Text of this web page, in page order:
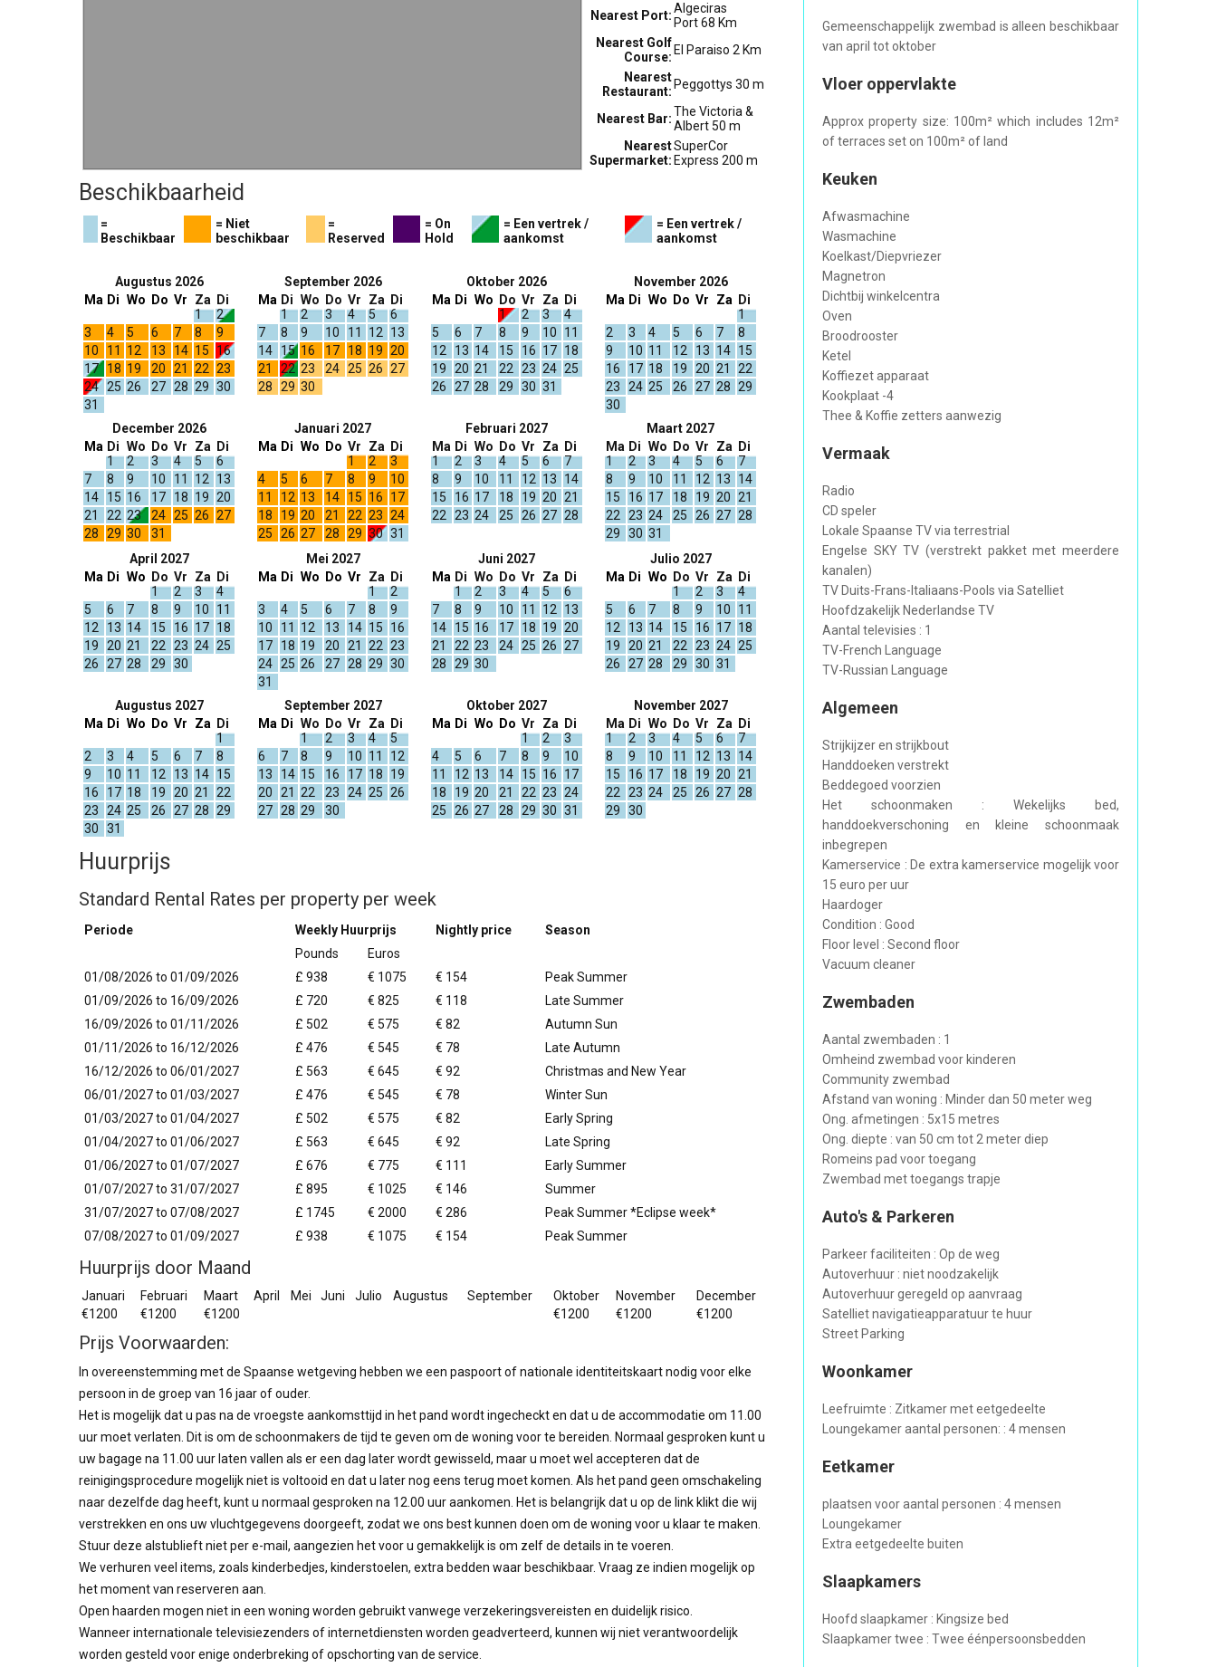
Nearest Port:Algeciras
Port 68 Km
Nearest Golf
Course: El Paraiso 2 Km
Nearest
Restaurant: Peggottys 30 m
Nearest Bar:The Victoria &
Albert 50 m
Nearest
Supermarket:
SuperCor
Express 200 m
Beschikbaarheid
=
Beschikbaar
= Niet
beschikbaar
=
Reserved
= On
Hold
= Een vertrek /
aankomst
= Een vertrek /
aankomst
Augustus 2026
Ma Di Wo Do Vr
Za
1
Di
2
3
4 5 6 7 8
9
10
11 12 13 14 15
16
17
18 19 20 21 22 23
24 25 26 27 28 29 30
31
September 2026
Ma Di
1
Wo
2
Do
3
Vr
4
Za
5
Di
6
7
8 9 10 11 12
13
14
15 16 17 18 19 20
21
22 23 24 25 26 27
28
29 30
Oktober 2026
Ma Di Wo
Do
1
Vr
2
Za
3
Di
4
5
6 7 8 9 10
11
12
13 14 15 16 17 18
19
20 21 22 23 24 25
26
27 28 29 30 31
November 2026
Ma Di Wo Do Vr Za
Di
1
2
3 4 5 6 7
8
9
10 11 12 13 14 15
16
17 18 19 20 21
22
23
24 25 26 27 28 29
30
December 2026
Ma Di
1
Wo
2
Do
3
Vr
4
Za
5
Di
6
7
8 9 10 11 12
13
14
15 16 17 18 19 20
21
22 23 24 25 26 27
28
29 30 31
Januari 2027
Ma Di Wo Do Vr
1
Za
2
Di
3
4
5 6 7 8 9
10
11
12 13 14 15 16
17
18
19 20 21 22 23 24
25
26 27 28 29 30 31
Februari 2027
Ma
1
Di
2
Wo
3
Do
4
Vr
5
Za
6
Di
7
8
9 10 11 12 13
14
15
16 17 18 19 20 21
22
23 24 25 26 27 28
Maart 2027
Ma
1
Di
2
Wo
3
Do
4
Vr
5
Za
6
Di
7
8
9 10 11 12 13
14
15
16 17 18 19 20 21
22
23 24 25 26 27 28
29
30 31
April 2027
Ma Di Wo
Do
1
Vr
2
Za
3
Di
4
5
6 7 8 9 10
11
12
13 14 15 16 17 18
19
20 21 22 23 24 25
26
27 28 29 30
Mei 2027
Ma Di Wo Do Vr
Za
1
Di
2
3
4 5 6 7 8
9
10
11 12 13 14 15
16
17
18 19 20 21 22 23
24 25 26 27 28 29 30
31
Juni 2027
Ma Di
1
Wo
2
Do
3
Vr
4
Za
5
Di
6
7
8 9 10 11 12
13
14
15 16 17 18 19 20
21
22 23 24 25 26 27
28
29 30
Julio 2027
Ma Di Wo
Do
1
Vr
2
Za
3
Di
4
5
6 7 8 9 10
11
12
13 14 15 16 17 18
19
20 21 22 23 24 25
26
27 28 29 30 31
Augustus 2027
Ma Di Wo Do Vr Za
Di
1
2
3 4 5 6 7
8
9
10 11 12 13 14 15
16
17 18 19 20 21
22
23
24 25 26 27 28 29
30
31
September 2027
Ma Di Wo
1
Do
2
Vr
3
Za
4
Di
5
6
7 8 9 10 11
12
13
14 15 16 17 18
19
20
21 22 23 24 25 26
27 28 29 30
Oktober 2027
Ma Di Wo Do Vr
1
Za
2
Di
3
4
5 6 7 8 9
10
11
12 13 14 15 16
17
18
19 20 21 22 23 24
25
26 27 28 29 30 31
November 2027
Ma
1
Di
2
Wo
3
Do
4
Vr
5
Za
6
Di
7
8
9 10 11 12 13
14
15
16 17 18 19 20 21
22
23 24 25 26 27 28
29
30
Huurprijs
Standard Rental Rates per property per week
Periode Weekly Huurprijs Nightly price
Season
Pounds
Euros
01/08/2026 to 01/09/2026
£ 938 € 1075 € 154
Peak Summer
01/09/2026 to 16/09/2026
£ 720 € 825 € 118
Late Summer
16/09/2026 to 01/11/2026
£ 502 € 575 € 82
Autumn Sun
01/11/2026 to 16/12/2026
£ 476 € 545 € 78
Late Autumn
16/12/2026 to 06/01/2027
£ 563 € 645 € 92
Christmas and New Year
06/01/2027 to 01/03/2027
£ 476 € 545 € 78
Winter Sun
01/03/2027 to 01/04/2027
£ 502 € 575 € 82
Early Spring
01/04/2027 to 01/06/2027
£ 563 € 645 € 92
Late Spring
01/06/2027 to 01/07/2027
£ 676 € 775 € 111
Early Summer
01/07/2027 to 31/07/2027
£ 895 € 1025 € 146
Summer
31/07/2027 to 07/08/2027
£ 1745 € 2000 € 286
Peak Summer *Eclipse week*
07/08/2027 to 01/09/2027
£ 938 € 1075 € 154 Peak Summer
Huurprijs door Maand
Januari Februari Maart April Mei Juni Julio Augustus September Oktober November
December
€1200
€1200 €1200 €1200 €1200 €1200
Prijs Voorwaarden:
In overeenstemming met de Spaanse wetgeving hebben we een paspoort of nationale identiteitskaart nodig voor elke
persoon in de groep van 16 jaar of ouder.
Het is mogelijk dat u pas na de vroegste aankomsttijd in het pand wordt ingecheckt en dat u de accommodatie om 11.00
uur moet verlaten. Dit is om de schoonmakers de tijd te geven om de woning voor te bereiden. Normaal gesproken kunt u
uw bagage na 11.00 uur laten vallen als er een dag later wordt gewisseld, maar u moet wel accepteren dat de
reinigingsprocedure mogelijk niet is voltooid en dat u later nog eens terug moet komen. Als het pand geen omschakeling
naar dezelfde dag heeft, kunt u normaal gesproken na 12.00 uur aankomen. Het is belangrijk dat u op de link klikt die wij
verstrekken en ons uw vluchtgegevens doorgeeft, zodat we ons best kunnen doen om de woning voor u klaar te maken.
Stuur deze alstublieft niet per e-mail, aangezien het voor u gemakkelijk is om zelf de details in te voeren.
We verhuren veel items, zoals kinderbedjes, kinderstoelen, extra bedden waar beschikbaar. Vraag ze indien mogelijk op
het moment van reserveren aan.
Open haarden mogen niet in een woning worden gebruikt vanwege verzekeringsvereisten en duidelijk risico.
Wanneer internationale televisiezenders of internetdiensten worden geadverteerd, kunnen wij niet verantwoordelijk
worden gesteld voor enige onderbreking of opschorting van de service.
Gemeenschappelijk zwembad is alleen beschikbaar
van april tot oktober
Vloer oppervlakte
Approx property size: 100m² which includes 12m²
of terraces set on 100m² of land
Keuken
Afwasmachine
Wasmachine
Koelkast/Diepvriezer
Magnetron
Dichtbij winkelcentra
Oven
Broodrooster
Ketel
Koffiezet apparaat
Kookplaat -4
Thee & Koffie zetters aanwezig
Vermaak
Radio
CD speler
Lokale Spaanse TV via terrestrial
Engelse SKY TV (verstrekt pakket met meerdere
kanalen)
TV Duits-Frans-Italiaans-Pools via Satelliet
Hoofdzakelijk Nederlandse TV
Aantal televisies : 1
TV-French Language
TV-Russian Language
Algemeen
Strijkijzer en strijkbout
Handdoeken verstrekt
Beddegoed voorzien
Het schoonmaken : Wekelijks bed,
handdoekverschoning en kleine schoonmaak
inbegrepen
Kamerservice : De extra kamerservice mogelijk voor
15 euro per uur
Haardoger
Condition : Good
Floor level : Second floor
Vacuum cleaner
Zwembaden
Aantal zwembaden : 1
Omheind zwembad voor kinderen
Community zwembad
Afstand van woning : Minder dan 50 meter weg
Ong. afmetingen : 5x15 metres
Ong. diepte : van 50 cm tot 2 meter diep
Romeins pad voor toegang
Zwembad met toegangs trapje
Auto's & Parkeren
Parkeer faciliteiten : Op de weg
Autoverhuur : niet noodzakelijk
Autoverhuur geregeld op aanvraag
Satelliet navigatieapparatuur te huur
Street Parking
Woonkamer
Leefruimte : Zitkamer met eetgedeelte
Loungekamer aantal personen: : 4 mensen
Eetkamer
plaatsen voor aantal personen : 4 mensen
Loungekamer
Extra eetgedeelte buiten
Slaapkamers
Hoofd slaapkamer : Kingsize bed
Slaapkamer twee : Twee éénpersoonsbedden